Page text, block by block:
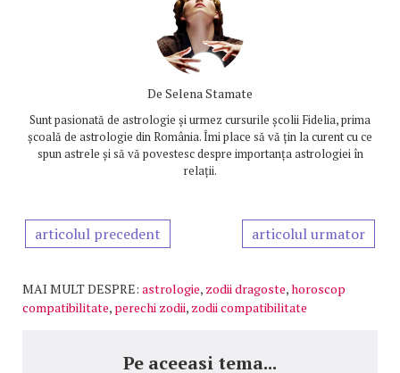
De Selena Stamate
Sunt pasionată de astrologie și urmez cursurile școlii Fidelia, prima
școală de astrologie din România. Îmi place să vă țin la curent cu ce
spun astrele și să vă povestesc despre importanța astrologiei în
relații.
articolul precedent articolul urmator
MAI MULT DESPRE: astrologie, zodii dragoste,horoscop
compatibilitate, perechi zodii, zodii compatibilitate
Pe aceeasi tema...